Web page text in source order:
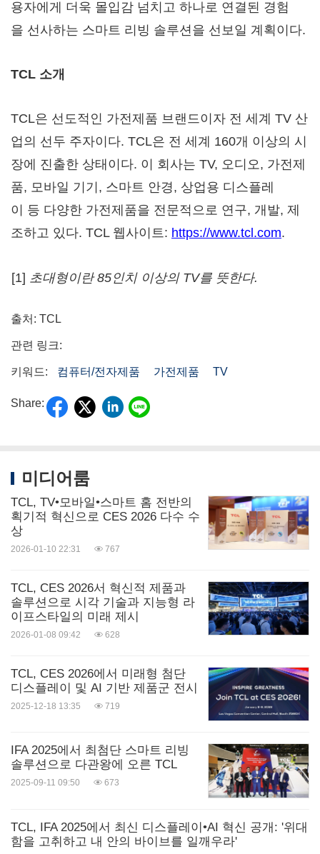
용자에게 더욱 몰입감 넘치고 하나로 연결된 경험
을 선사하는 스마트 리빙 솔루션을 선보일 계획이다.
TCL 소개
TCL은 선도적인 가전제품 브랜드이자 전 세계 TV 산
업의 선두 주자이다. TCL은 전 세계 160개 이상의 시
장에 진출한 상태이다. 이 회사는 TV, 오디오, 가전제
품, 모바일 기기, 스마트 안경, 상업용 디스플레
이 등 다양한 가전제품을 전문적으로 연구, 개발, 제
조하고 있다. TCL 웹사이트: https://www.tcl.com.
[1] 초대형이란85 인치 이상의TV를 뜻한다.
출처: TCL
관련 링크:
키워드: 컴퓨터/전자제품 가전제품 TV
Share:
미디어룸
TCL, TV•모바일•스마트 홈 전반의
획기적 혁신으로 CES 2026 다수 수
상
2026-01-10 22:31 767
TCL, CES 2026서 혁신적 제품과
솔루션으로 시각 기술과 지능형 라
이프스타일의 미래 제시
2026-01-08 09:42 628
TCL, CES 2026에서 미래형 첨단
디스플레이 및 AI 기반 제품군 전시
2025-12-18 13:35 719
IFA 2025에서 최첨단 스마트 리빙
솔루션으로 다관왕에 오른 TCL
2025-09-11 09:50 673
TCL, IFA 2025에서 최신 디스플레이•AI 혁신 공개: '위대
함을 고취하고 내 안의 바이브를 일깨우라'